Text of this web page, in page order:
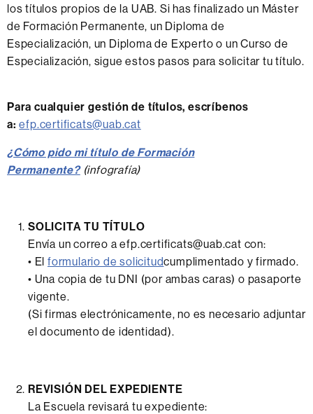
los títulos propios de la UAB. Si has finalizado un Máster
de Formación Permanente, un Diploma de
Especialización, un Diploma de Experto o un Curso de
Especialización, sigue estos pasos para solicitar tu título.
Para cualquier gestión de títulos, escríbenos
a: efp.certificats@uab.cat
¿Cómo pido mi título de Formación
Permanente?(infografía)
SOLICITA TU TÍTULO
Envía un correo a efp.certificats@uab.cat con:
• El formulario de solicitudcumplimentado y firmado.
• Una copia de tu DNI (por ambas caras) o pasaporte
vigente.
(Si firmas electrónicamente, no es necesario adjuntar
el documento de identidad).
REVISIÓN DEL EXPEDIENTE
La Escuela revisará tu expediente: